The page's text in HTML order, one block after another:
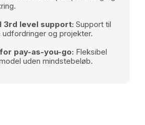
3rd level support: Support til
og projekter.
pay-as-you-go: Fleksibel
uden mindstebeløb.